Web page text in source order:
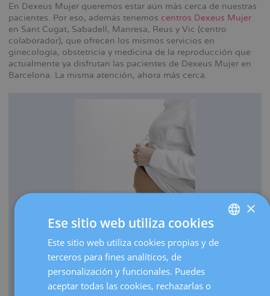
En Dexeus Mujer queremos estar aún más cerca de nuestras
pacientes. Por eso, además tenemos centros Dexeus Mujer
en Sant Cugat, Sabadell, Manresa, Reus y Vic (centro
colaborador), que ofrecen los mismos servicios en
ginecología, obstetricia y medicina de la reproducción que
actualmente ya disfrutan las pacientes de Dexeus Mujer en
Barcelona. La misma atención, ahora más cerca.
Cada año traemos al mundo más de 3.000 bebés.
Realizamos más de 30.000 ecografías de embarazo al
SPANISH
×
Ese sitio web utiliza cookies
Este sitio web utiliza cookies propias y de
terceros para fines analíticos, de
personalización y funcionales. Puedes
aceptar todas las cookies, rechazarlas o